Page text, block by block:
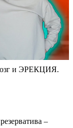
и ЭРЕКЦИЯ.
–